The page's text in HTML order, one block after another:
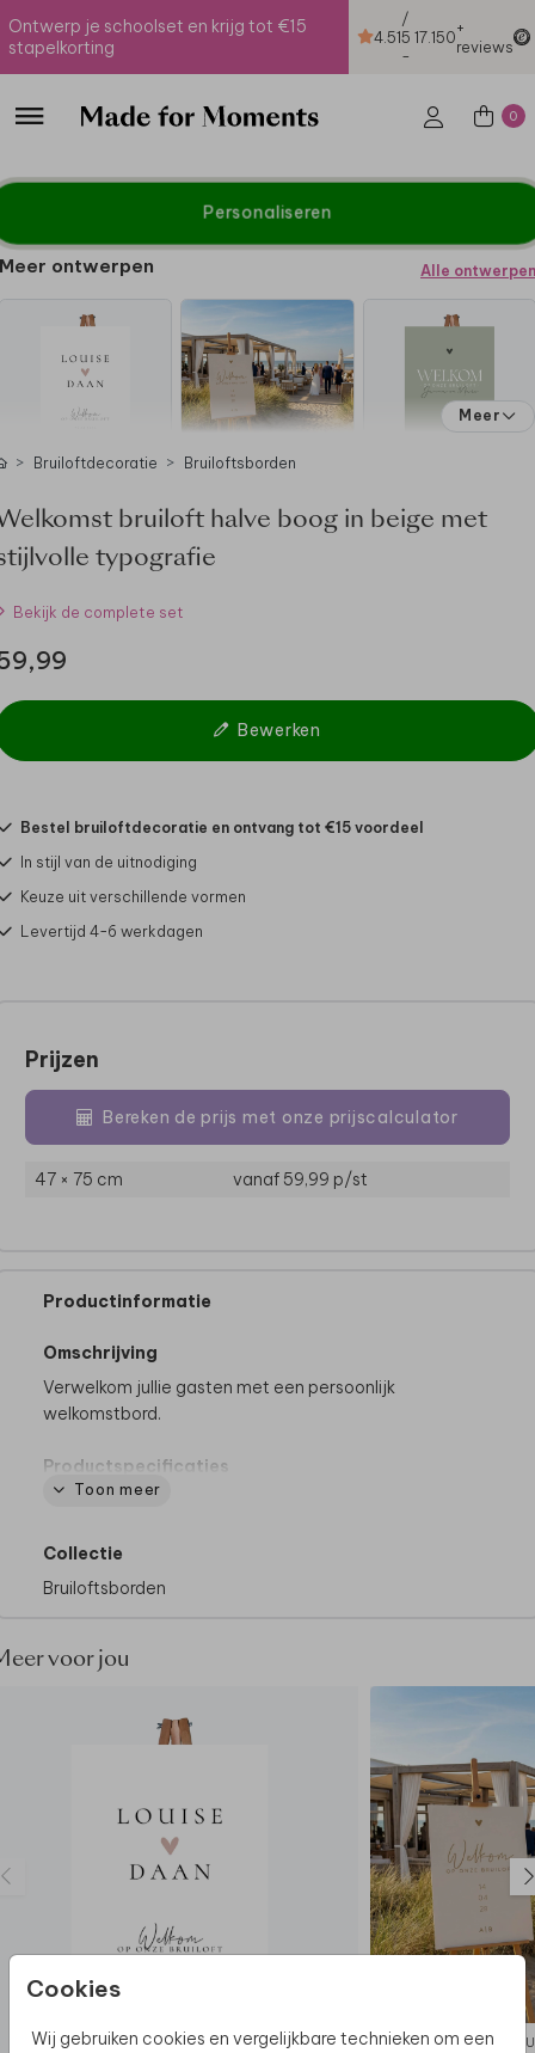
Ontwerp je schoolset en krijg tot €15
stapelkorting
4.51
/
5
-
17.150+
reviews
0
Cookies
Wij gebruiken cookies en vergelijkbare technieken om een
Personaliseren
Meer ontwerpen Alle ontwerpen
Meer
Bruiloftdecoratie Bruiloftsborden
bruiloft halve boog in beige met
typografie
Bekijk de complete set
Bewerken
Bestel bruiloftdecoratie en ontvang tot €15 voordeel
In stijl van de uitnodiging
Keuze uit verschillende vormen
Levertijd 4-6 werkdagen
Prijzen
Bereken de prijs met onze prijscalculator
47 × 75 cm vanaf 59,99 p/st
Productinformatie
Omschrijving
Verwelkom jullie gasten met een persoonlijk
welkomstbord.
Productspecificaties
Materiaal:
Dikte Forex:
De hele collectie bekijken? Je vindt
alle beschikbare materialen
Dit product maakt deel uit van
een complete set in
Toon meer
Collectie
Bruiloftsborden
voor jou
BRUILOFTSBORD